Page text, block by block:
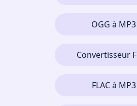
OGG à MP3
Convertisseur
FLAC à MP3